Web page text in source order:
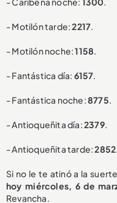
- Motilón tarde:2217.
- Motilón noche:1158.
- Fantástica día: 6157.
- Fantástica noche:8775.
- Antioqueñita día:2379.
- Antioqueñita tarde:2852.
Si no le te atinó a la
hoy miércoles, 6 de
Revancha.